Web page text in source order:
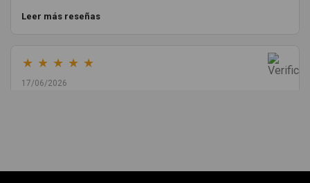
Leer más reseñas
★ ★ ★ ★ ★
17/06/2026